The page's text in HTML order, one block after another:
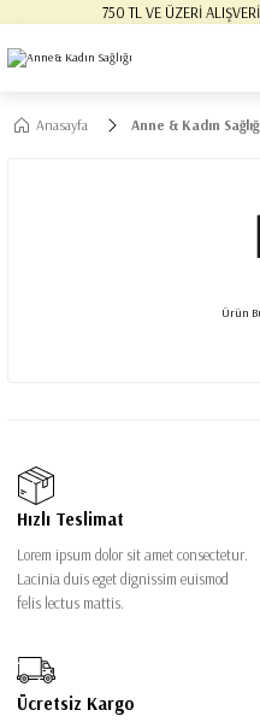
750 TL VE ÜZERİ
Anasayfa Anne & Kadın
Ürün
Hızlı Teslimat
Lorem ipsum dolor sit amet consectetur.
Lacinia duis eget dignissim euismod
felis lectus mattis.
Ücretsiz Kargo